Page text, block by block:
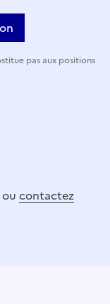
pas aux positions
ou contactez